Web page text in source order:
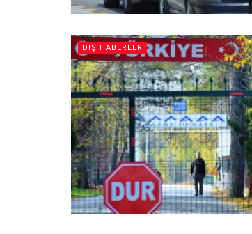
DIŞ HABERLER